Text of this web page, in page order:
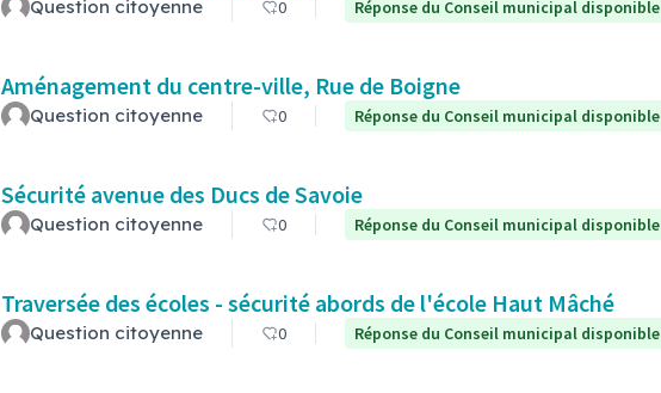
Question citoyenne 0 Réponse du Conseil municipal disponible
Aménagement du centre-ville, Rue de Boigne
Question citoyenne 0 Réponse du Conseil municipal disponible
Sécurité avenue des Ducs de Savoie
Question citoyenne 0 Réponse du Conseil municipal disponible
Traversée des écoles - sécurité abords de l'école Haut Mâché
Question citoyenne 0 Réponse du Conseil municipal disponible